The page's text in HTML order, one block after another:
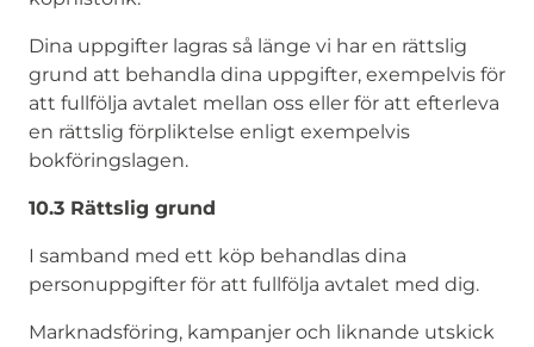
Dina uppgifter lagras så länge vi har en rättslig
grund att behandla dina uppgifter, exempelvis för
att fullfölja avtalet mellan oss eller för att efterleva
en rättslig förpliktelse enligt exempelvis
bokföringslagen.
10.3 Rättslig grund
I samband med ett köp behandlas dina
personuppgifter för att fullfölja avtalet med dig.
Marknadsföring, kampanjer och liknande utskick